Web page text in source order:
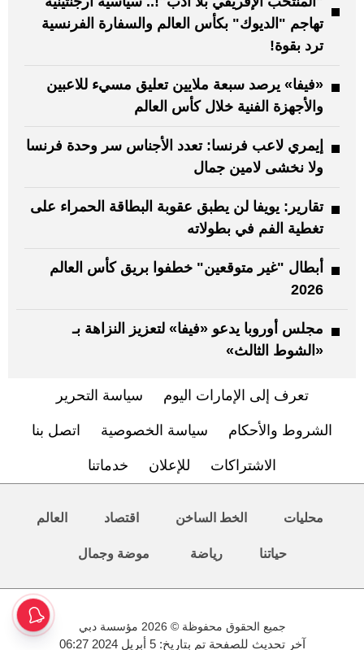
تهاجم "الديوك" بكأس العالم والسفارة الفرنسية
ترد بقوة!
«فيفا» يرصد سبعة ملايين تعليق مسيء للاعبين
والأجهزة الفنية خلال كأس العالم
إيمري لاعب فرنسا: تعدد الأجناس سر وحدة فرنسا
ولا نخشى لامين جمال
تقارير: يويفا لن يطبق عقوبة البطاقة الحمراء على
تغطية الفم في بطولاته
أبطال "غير متوقعين" خطفوا بريق كأس العالم
2026
مجلس أوروبا يدعو «فيفا» لتعزيز النزاهة بـ
«الشوط الثالث»
تعرف إلى الإمارات اليوم سياسة التحرير
الشروط والأحكام سياسة الخصوصية اتصل بنا
الاشتراكات للإعلان خدماتنا
محليات الخط الساخن اقتصاد العالم
حياتنا رياضة موضة وجمال
جميع الحقوق محفوظة © 2026 مؤسسة دبي
آخر تحديث للصفحة تم بتاريخ: 5 أبريل 2024 06:27